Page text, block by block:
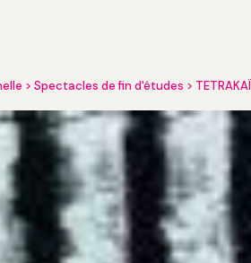
Spectacles de fin d'études TETRAKAÏ